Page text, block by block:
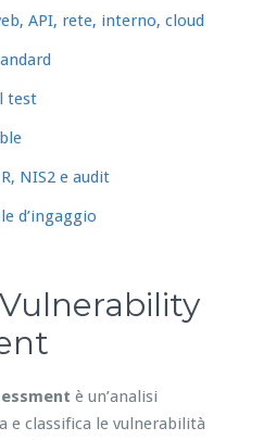
API, rete, interno, cloud
test
NIS2 e audit
d’ingaggio
Vulnerability
è un’analisi
e classifica le vulnerabilità